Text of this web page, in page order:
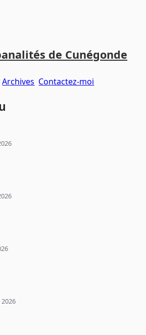
de Cunégonde
Archives Contactez-moi